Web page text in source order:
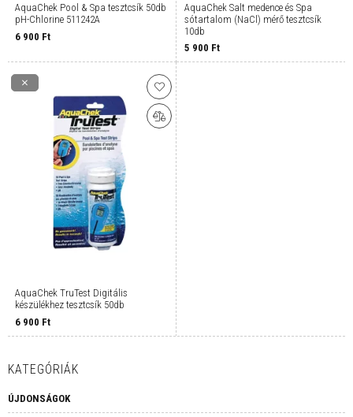
KATEGÓRIÁK
ÚJDONSÁGOK
AquaChek Pool & Spa tesztcsík 50db
pH-Chlorine 511242A
6 900 Ft
AquaChek Salt medence és Spa
sótartalom (NaCl) mérő tesztcsík
10db
5 900 Ft
AquaChek TruTest Digitális
készülékhez tesztcsík 50db
6 900 Ft